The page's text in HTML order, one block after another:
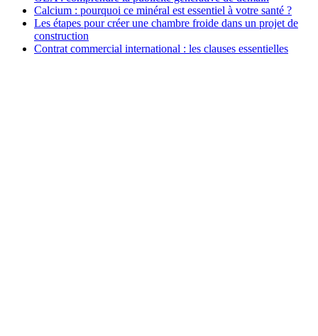
Calcium : pourquoi ce minéral est essentiel à votre santé ?
Les étapes pour créer une chambre froide dans un projet de
construction
Contrat commercial international : les clauses essentielles